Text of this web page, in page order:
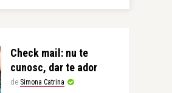
Check mail: nu te
cunosc, dar te ador
de Simona Catrina